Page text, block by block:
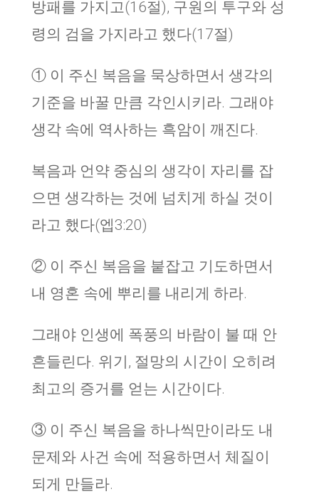
방패를 가지고(16절), 구원의 투구와 성
령의 검을 가지라고 했다(17절)
① 이 주신 복음을 묵상하면서 생각의
기준을 바꿀 만큼 각인시키라. 그래야
생각 속에 역사하는 흑암이 깨진다.
복음과 언약 중심의 생각이 자리를 잡
으면 생각하는 것에 넘치게 하실 것이
라고 했다(엡3:20)
② 이 주신 복음을 붙잡고 기도하면서
내 영혼 속에 뿌리를 내리게 하라.
그래야 인생에 폭풍의 바람이 불 때 안
흔들린다. 위기, 절망의 시간이 오히려
최고의 증거를 얻는 시간이다.
③ 이 주신 복음을 하나씩만이라도 내
문제와 사건 속에 적용하면서 체질이
되게 만들라.